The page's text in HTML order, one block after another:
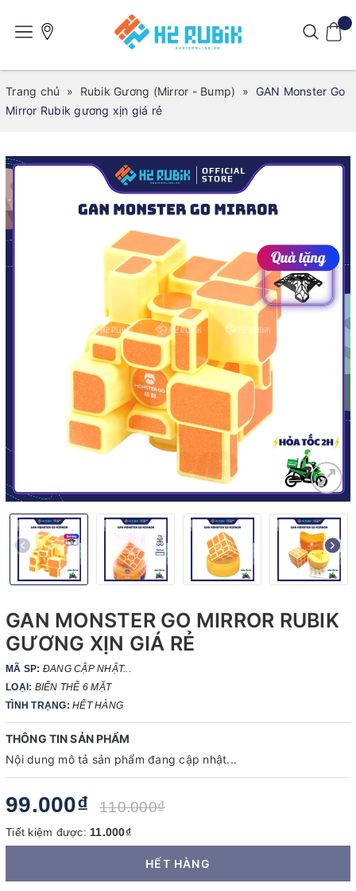
Trang chủ » Rubik Gương (Mirror - Bump) »
GAN Monster Go
Mirror Rubik gương xịn giá rẻ
GAN MONSTER GO MIRROR RUBIK
GƯƠNG XỊN GIÁ RẺ
MÃ SP: ĐANG CẬP NHẬT...
LOẠI: BIẾN THỂ 6 MẶT
TÌNH TRẠNG: HẾT HÀNG
THÔNG TIN SẢN PHẨM
Nội dung mô tả sản phẩm đang cập nhật...
99.000₫ 110.000₫
Tiết kiệm được: 11.000₫
HẾT HÀNG